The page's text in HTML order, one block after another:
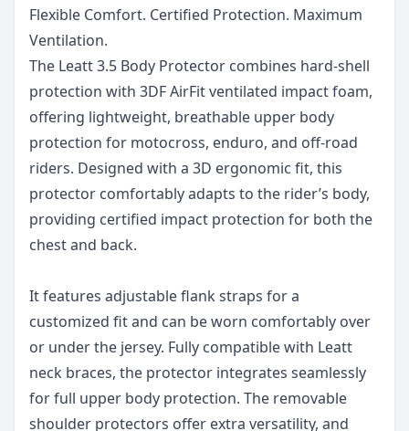
Flexible Comfort. Certified Protection. Maximum
Ventilation.
The Leatt 3.5 Body Protector combines hard-shell
protection with 3DF AirFit ventilated impact foam,
offering lightweight, breathable upper body
protection for motocross, enduro, and off-road
riders. Designed with a 3D ergonomic fit, this
protector comfortably adapts to the rider’s body,
providing certified impact protection for both the
chest and back.
It features adjustable flank straps for a
customized fit and can be worn comfortably over
or under the jersey. Fully compatible with Leatt
neck braces, the protector integrates seamlessly
for full upper body protection. The removable
shoulder protectors offer extra versatility, and